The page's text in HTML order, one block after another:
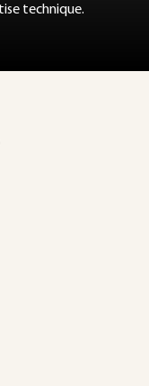
technique.